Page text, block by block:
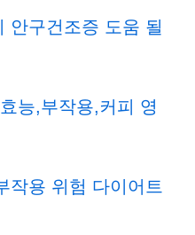
안구건조증 도움 될
능,부작용,커피 영
작용 위험 다이어트